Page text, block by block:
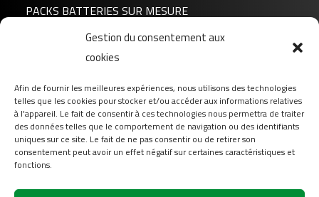
Gestion du consentement aux
cookies
Afin de fournir les meilleures expériences, nous utilisons des technologies
telles que les cookies pour stocker et/ou accéder aux informations relatives
à l'appareil. Le fait de consentir à ces technologies nous permettra de traiter
des données telles que le comportement de navigation ou des identifiants
uniques sur ce site. Le fait de ne pas consentir ou de retirer son
consentement peut avoir un effet négatif sur certaines caractéristiques et
fonctions.
PACKS BATTERIES SUR MESURE
FAQ
Téléchargement
Login
Contact